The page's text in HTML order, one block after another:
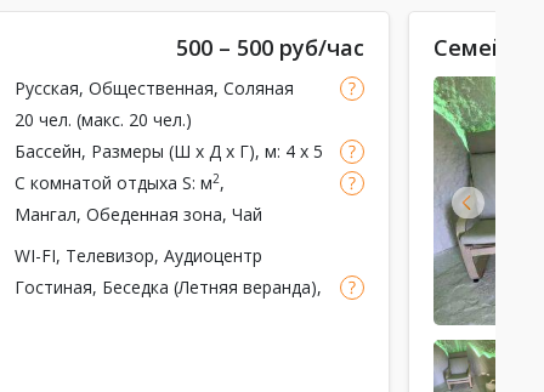
500 – 500 руб/час
Русская,Общественная,Соляная
комната
20 чел. (макс. 20 чел.)
Бассейн, Размеры (Ш x Д x Г), м: 4 x 5
x 2, Теплый бассейн, Подсветка,
Обливное ведро,Душ
С комнатой отдыха S: м2,
вместимость: чел.
Мангал, Обеденная зона, Чай
WI-FI, Телевизор,Аудиоцентр
Гостиная, Беседка (Летняя веранда),